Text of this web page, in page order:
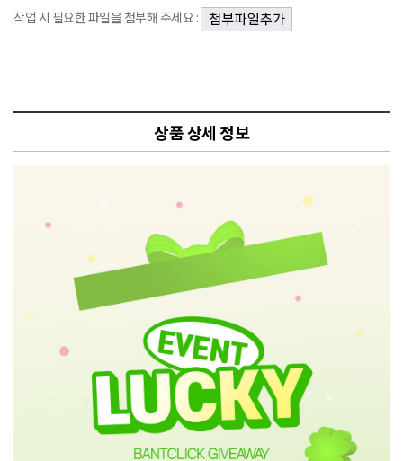
작업 시 필요한 파일을 첨부해 주세요 :
상품 상세 정보